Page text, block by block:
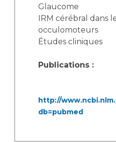
Glaucome
IRM cérébral dans
occulomoteurs
Études cliniques
Publications :
http://
db=pubmed